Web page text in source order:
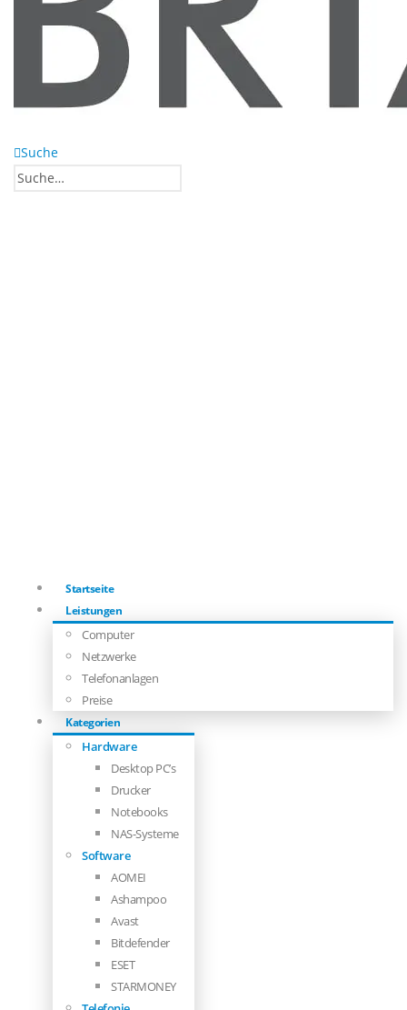
Suche
Startseite
Leistungen
Computer
Netzwerke
Telefonanlagen
Preise
Kategorien
Hardware
Desktop PC’s
Drucker
Notebooks
NAS-Systeme
Software
AOMEI
Ashampoo
Avast
Bitdefender
ESET
STARMONEY